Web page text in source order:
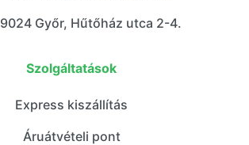
9024 Győr, Hűtőház utca 2-4.
Szolgáltatások
Express kiszállítás
Áruátvételi pont